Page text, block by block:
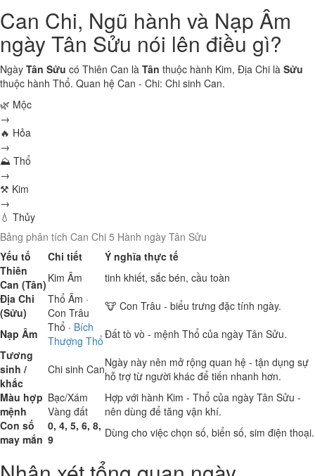
Can Chi, Ngũ hành và Nạp Âm
ngày Tân Sửu nói lên điều gì?
Ngày Tân Sửu có Thiên Can là Tân thuộc hành Kim, Địa Chi là Sửu
thuộc hành Thổ. Quan hệ Can - Chi: Chi sinh Can.
🌿 Mộc
→
🔥 Hỏa
→
⛰ Thổ
→
⚒ Kim
→
💧 Thủy
Bảng phân tích Can Chi 5 Hành ngày Tân Sửu
Yếu tố
Chi tiết
Ý nghĩa thực tế
Thiên
Can (Tân) Kim Âm
tinh khiết, sắc bén, cầu toàn
Địa Chi
(Sửu)
Thổ Âm ·
Con Trâu
🐮 Con Trâu - biểu trưng đặc tính ngày.
Nạp Âm
Thổ · Bích
Thượng ThổĐất tò vò - mệnh Thổ của ngày Tân Sửu.
Tương
sinh /
khắc
Chi sinh CanNgày này nên mở rộng quan hệ - tận dụng sự
hỗ trợ từ người khác để tiến nhanh hơn.
Màu hợp
mệnh
Bạc/Xám
Vàng đất
Hợp với hành Kim - Thổ của ngày Tân Sửu -
nên dùng để tăng vận khí.
Con số
may mắn
0, 4, 5, 6, 8,
9
Dùng cho việc chọn số, biển số, sim điện thoại.